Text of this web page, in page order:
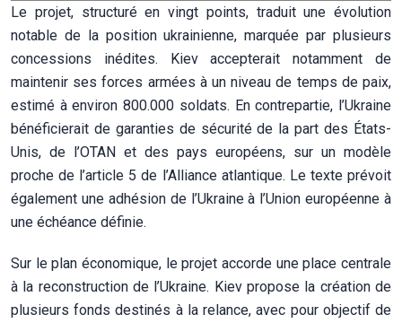
Le projet, structuré en vingt points, traduit une évolution
notable de la position ukrainienne, marquée par plusieurs
concessions inédites. Kiev accepterait notamment de
maintenir ses forces armées à un niveau de temps de paix,
estimé à environ 800.000 soldats. En contrepartie, l’Ukraine
bénéficierait de garanties de sécurité de la part des États-
Unis, de l’OTAN et des pays européens, sur un modèle
proche de l’article 5 de l’Alliance atlantique. Le texte prévoit
également une adhésion de l’Ukraine à l’Union européenne à
une échéance définie.
Sur le plan économique, le projet accorde une place centrale
à la reconstruction de l’Ukraine. Kiev propose la création de
plusieurs fonds destinés à la relance, avec pour objectif de